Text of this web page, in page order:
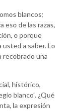
blancos;
eso de las razas,
o porque
usted a saber. Lo
recobrado una
histórico,
blanco”. ¿Qué
la expresión